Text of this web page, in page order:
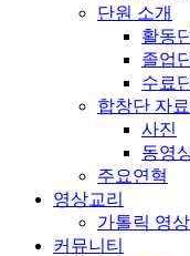
단원 소개
활동
졸업
수료
합창단 자
사진
동영
주요연혁
영상교리
가톨릭 영상
커뮤니티